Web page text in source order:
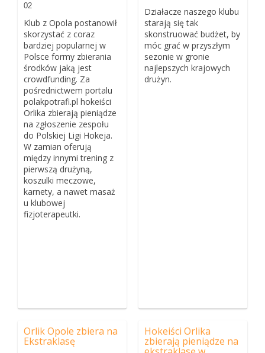
02
Klub z Opola postanowił
skorzystać z coraz
bardziej popularnej w
Polsce formy zbierania
środków jaką jest
crowdfunding. Za
pośrednictwem portalu
polakpotrafi.pl hokeiści
Orlika zbierają pieniądze
na zgłoszenie zespołu
do Polskiej Ligi Hokeja.
W zamian oferują
między innymi trening z
pierwszą drużyną,
koszulki meczowe,
karnety, a nawet masaż
u klubowej
fizjoterapeutki.
Działacze naszego klubu
starają się tak
skonstruować budżet, by
móc grać w przyszłym
sezonie w gronie
najlepszych krajowych
drużyn.
Orlik Opole zbiera na
Ekstraklasę
Hokeiści Orlika
zbierają pieniądze na